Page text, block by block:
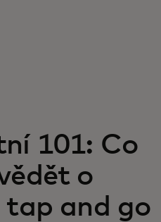
101: Co
o
and go